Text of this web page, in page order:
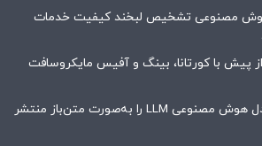
هوش مصنوعی تشخیص لبخند کیفیت خدمات
با کورتانا، بینگ و آفیس مایکروسافت
اپل بی‌سروصدا یک مدل هوش مصنوعی LLM را به‌صورت متن‌باز منتشر